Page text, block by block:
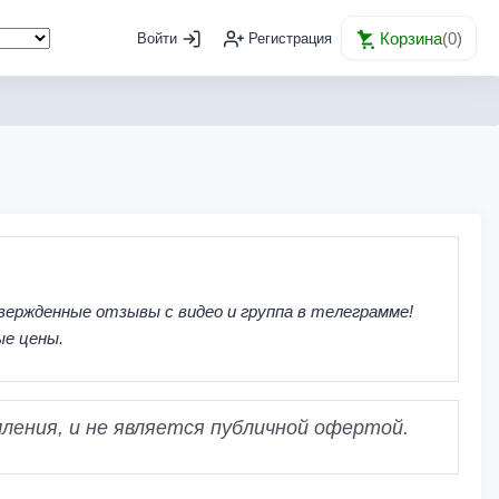
Войти Регистрация Корзина(0)
отзывы с видео и группа в телеграмме!
цены.
и не является публичной офертой.